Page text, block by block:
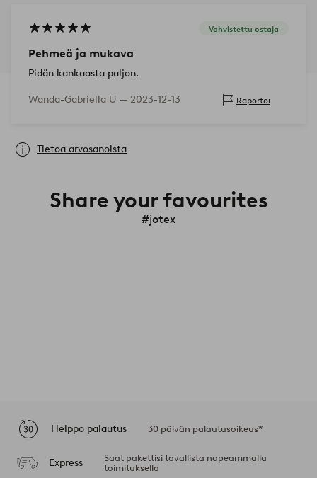
Vahvistettu ostaja
Pehmeä ja mukava
Pidän kankaasta paljon.
Wanda-Gabriella U — 2023-12-13 Raportoi
Tietoa arvosanoista
Share your favourites
#jotex
Helppo palautus 30 päivän palautusoikeus*
Express
Saat pakettisi tavallista nopeammalla
toimituksella